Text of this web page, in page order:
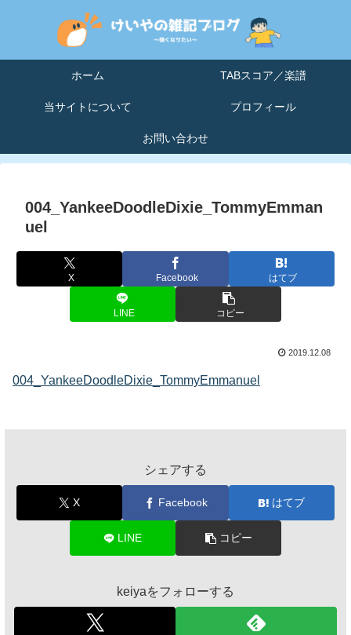
ホーム TABスコア／楽譜
当サイトについて プロフィール
お問い合わせ
004_YankeeDoodleDixie_TommyEmman
uel
X Facebook はてブ
LINE コピー
2019.12.08
004_YankeeDoodleDixie_TommyEmmanuel
シェアする
X Facebook はてブ
LINE コピー
keiyaをフォローする